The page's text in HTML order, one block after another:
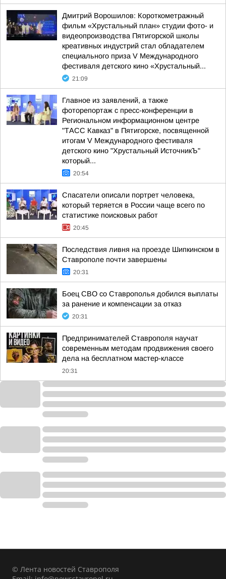
Дмитрий Ворошилов: Короткометражный
фильм «Хрустальный план» студии фото- и
видеопроизводства Пятигорской школы
креативных индустрий стал обладателем
специального приза V Международного
фестиваля детского кино «Хрустальный...
21:09
Главное из заявлений, а также
фоторепортаж с пресс-конференции в
Региональном информационном центре
"ТАСС Кавказ" в Пятигорске, посвященной
итогам V Международного фестиваля
детского кино "Хрустальный ИсточникЪ"
который...
20:54
Спасатели описали портрет человека,
который теряется в России чаще всего по
статистике поисковых работ
20:45
Последствия ливня на проезде Шипкинском в
Ставрополе почти завершены
20:31
Боец СВО со Ставрополья добился выплаты
за ранение и компенсации за отказ
20:31
Предпринимателей Ставрополя научат
современным методам продвижения своего
дела на бесплатном мастер-классе
20:31
© Лента новостей Ставрополя